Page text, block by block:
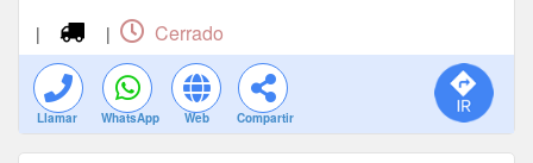
| | Cerrado
Llamar WhatsApp Web Compartir